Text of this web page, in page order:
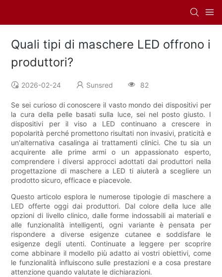
Quali tipi di maschere LED offrono i
produttori?
2026-02-24 Sunsred 82
Se sei curioso di conoscere il vasto mondo dei dispositivi per
la cura della pelle basati sulla luce, sei nel posto giusto. I
dispositivi per il viso a LED continuano a crescere in
popolarità perché promettono risultati non invasivi, praticità e
un'alternativa casalinga ai trattamenti clinici. Che tu sia un
acquirente alle prime armi o un appassionato esperto,
comprendere i diversi approcci adottati dai produttori nella
progettazione di maschere a LED ti aiuterà a scegliere un
prodotto sicuro, efficace e piacevole.
Questo articolo esplora le numerose tipologie di maschere a
LED offerte oggi dai produttori. Dal colore della luce alle
opzioni di livello clinico, dalle forme indossabili ai materiali e
alle funzionalità intelligenti, ogni variante è pensata per
rispondere a diverse esigenze cutanee e soddisfare le
esigenze degli utenti. Continuate a leggere per scoprire
come abbinare il modello più adatto ai vostri obiettivi, come
le funzionalità influiscono sulle prestazioni e a cosa prestare
attenzione quando valutate le dichiarazioni.